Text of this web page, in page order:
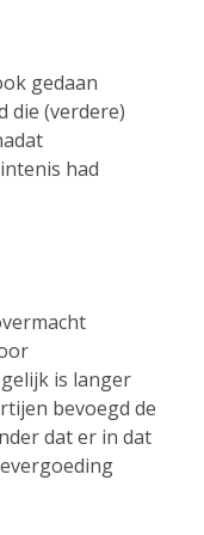
gedaan
die (verdere)
had
is langer
bevoegd de
dat er in dat